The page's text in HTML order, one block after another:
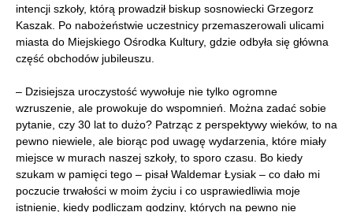
intencji szkoły, którą prowadził biskup sosnowiecki Grzegorz
Kaszak. Po nabożeństwie uczestnicy przemaszerowali ulicami
miasta do Miejskiego Ośrodka Kultury, gdzie odbyła się główna
część obchodów jubileuszu.
– Dzisiejsza uroczystość wywołuje nie tylko ogromne
wzruszenie, ale prowokuje do wspomnień. Można zadać sobie
pytanie, czy 30 lat to dużo? Patrząc z perspektywy wieków, to na
pewno niewiele, ale biorąc pod uwagę wydarzenia, które miały
miejsce w murach naszej szkoły, to sporo czasu. Bo kiedy
szukam w pamięci tego – pisał Waldemar Łysiak – co dało mi
poczucie trwałości w moim życiu i co usprawiedliwia moje
istnienie, kiedy podliczam godziny, których na pewno nie